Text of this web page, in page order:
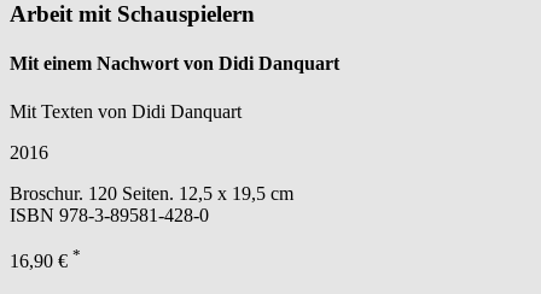
Arbeit mit Schauspielern
Mit einem Nachwort von Didi Danquart
Mit Texten von Didi Danquart
2016
Broschur. 120 Seiten. 12,5 x 19,5 cm
ISBN 978-3-89581-428-0
16,90 € *